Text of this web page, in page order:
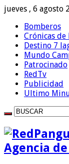
jueves , 6 agosto
Bomberos
Crónicas de
Destino 7
Mundo
Patrocinado
RedTv
Publicidad
Ultimo
Agencia